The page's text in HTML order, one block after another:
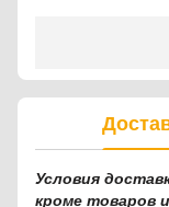
Условия
кроме товаров